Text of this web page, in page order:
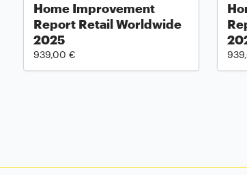
Home Improvement
Report Retail Worldwide
2025
939,00 €